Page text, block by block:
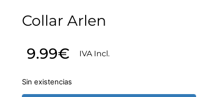
Collar Arlen
9.99€ IVA Incl.
Sin existencias